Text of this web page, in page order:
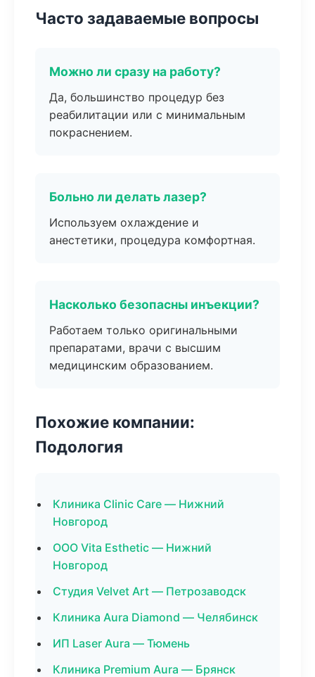
Часто задаваемые вопросы
Можно ли сразу на работу?
Да, большинство процедур без
реабилитации или с минимальным
покраснением.
Больно ли делать лазер?
Используем охлаждение и
анестетики, процедура комфортная.
Насколько безопасны инъекции?
Работаем только оригинальными
препаратами, врачи с высшим
медицинским образованием.
Похожие компании:
Подология
Клиника Clinic Care — Нижний
Новгород
ООО Vita Esthetic — Нижний
Новгород
Студия Velvet Art — Петрозаводск
Клиника Aura Diamond — Челябинск
ИП Laser Aura — Тюмень
Клиника Premium Aura — Брянск